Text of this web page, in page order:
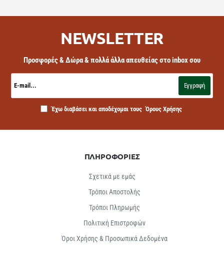
NEWSLETTER
Προσφορές & Δώρα & πολλά άλλα απευθείας στο inbox σου
E-
mail...
Εγγραφή
Έχω διαβάσει και αποδέχομαι τους Όρους Χρήσης
ΠΛΗΡΟΦΟΡΙΕΣ
Σχετικά με εμάς
Τρόποι Αποστολής
Τρόποι Πληρωμής
Πολιτική Επιστροφών
Όροι Χρήσης & Προσωπικά Δεδομένα